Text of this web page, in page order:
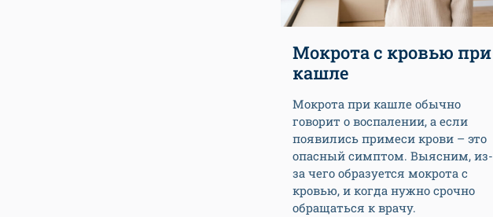
Мокрота с кровью при
кашле
Мокрота при кашле обычно
говорит о воспалении, а если
появились примеси крови – это
опасный симптом. Выясним, из-
за чего образуется мокрота с
кровью, и когда нужно срочно
обращаться к врачу.